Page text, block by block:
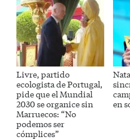
Livre, partido
ecologista de Portugal,
pide que el Mundial
2030 se organice sin
Marruecos: “No
podemos ser
cómplices”
en